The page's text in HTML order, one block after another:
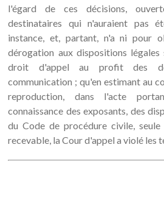
l'égard de ces décisions,
destinataires qui n'auraient pas
instance, et, partant, n'a ni pour
dérogation aux dispositions légales
droit d'appel au profit des
communication ; qu'en estimant au
reproduction, dans l'acte
connaissance des exposants, des
du Code de procédure civile,
recevable, la Cour d'appel a violé les